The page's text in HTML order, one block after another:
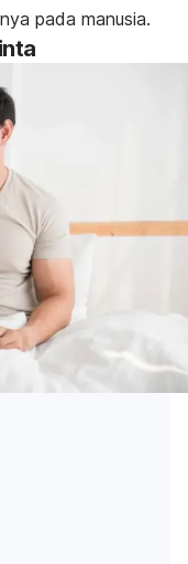
pada manusia.